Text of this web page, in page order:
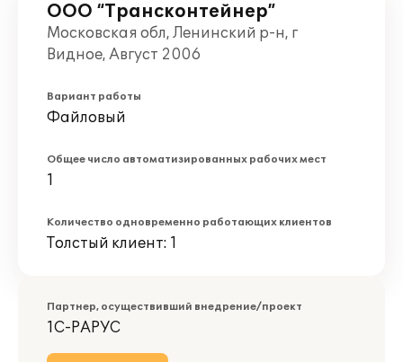
ООО “Трансконтейнер”
Московская обл, Ленинский р-н, г
Видное, Август 2006
Вариант работы
Файловый
Общее число автоматизированных рабочих мест
1
Количество одновременно работающих клиентов
Толстый клиент: 1
Партнер, осуществивший внедрение/проект
1С-РАРУС